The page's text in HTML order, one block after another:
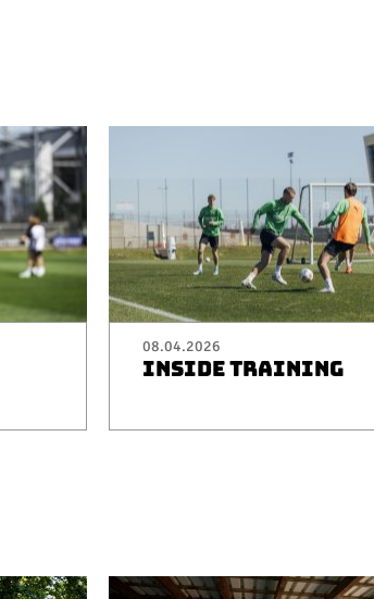
08.04.2026
INSIDE TRAINING